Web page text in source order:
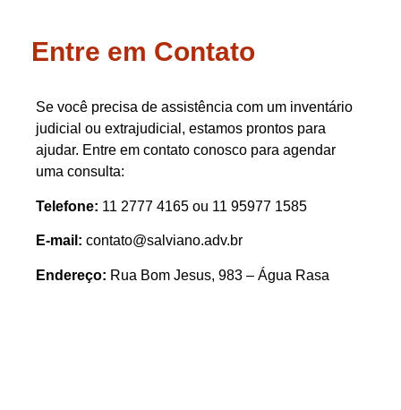
Entre em Contato
Se você precisa de assistência com um inventário
judicial ou extrajudicial, estamos prontos para
ajudar. Entre em contato conosco para agendar
uma consulta:
Telefone: 11 2777 4165 ou 11 95977 1585
E-mail: contato@salviano.adv.br
Endereço: Rua Bom Jesus, 983 – Água Rasa